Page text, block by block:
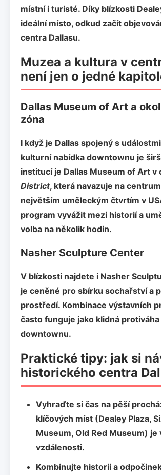
místní i turisté. Díky blízkosti
ideální místo, odkud začít
centra Dallasu.
Muzea a kultura v
není jen o jedné
Dallas Museum of Art a
zóna
I když je Dallas spojený s
kulturní nabídka downtownu je
institucí je Dallas Museum of Art v
District, která navazuje na
největším uměleckým čtvrtím v
program vyvážit mezi historií a
volba na několik hodin.
Nasher Sculpture Center
V blízkosti najdete i Nasher
je ceněné pro sbírku sochařství a
prostředí. Kombinace výstavních
často funguje jako klidná
downtownu.
Praktické tipy: jak si
historického centra
Vyhraďte si čas na pěší
klíčových míst (Dealey Plaza,
Museum, Old Red Museum) je
vzdálenosti.
Kombinujte historii a